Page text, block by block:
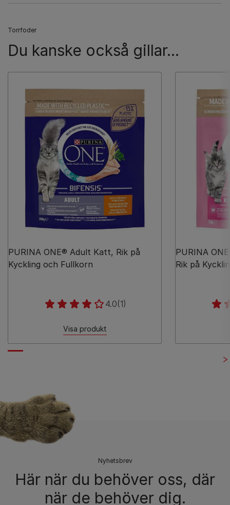
Torrfoder
Du kanske också gillar...
PURINA ONE® Adult Katt, Rik på
Kyckling och Fullkorn
4.0(1)
Visa produkt
PURINA
Rik på
Nyhetsbrev​
Här när du behöver oss, där
när de behöver dig.